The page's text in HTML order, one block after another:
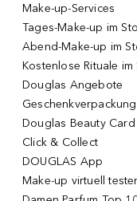
Make-up-Services
Tages-Make-up im
Abend-Make-up im
Kostenlose Rituale im
Douglas Angebote
Geschenkverpackung
Douglas Beauty Card
Click & Collect
DOUGLAS App
Make-up virtuell